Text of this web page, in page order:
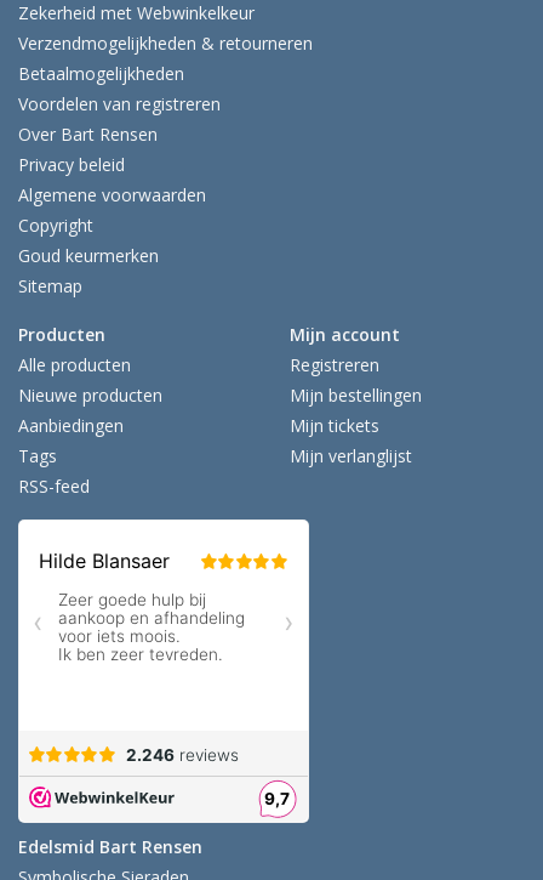
Zekerheid met Webwinkelkeur
Verzendmogelijkheden & retourneren
Betaalmogelijkheden
Voordelen van registreren
Over Bart Rensen
Privacy beleid
Algemene voorwaarden
Copyright
Goud keurmerken
Sitemap
Producten
Alle producten
Nieuwe producten
Aanbiedingen
Tags
RSS-feed
Mijn account
Registreren
Mijn bestellingen
Mijn tickets
Mijn verlanglijst
Edelsmid Bart Rensen